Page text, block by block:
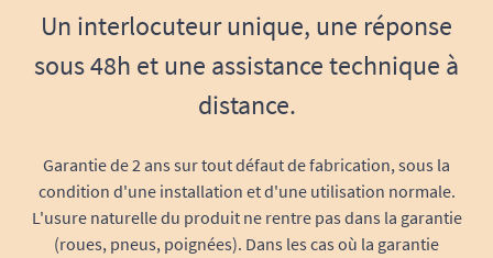
gynécologique, à la ménopause ou pour toutes
les femmes désirant se prémunir de petits
accidents, laculotte midi dentelle Benefactor
se fait oublier pour vous permettre de rester
En résumé
Culotte midi imperméable et raffinée,
conçue pour l’incontinence légère.
Un interlocuteur unique, une réponse
sous 48h et une assistance technique à
distance.
Garantie de 2 ans sur tout défaut de fabrication, sous la
condition d'une installation et d'une utilisation normale.
L'usure naturelle du produit ne rentre pas dans la garantie
(roues, pneus, poignées). Dans les cas où la garantie